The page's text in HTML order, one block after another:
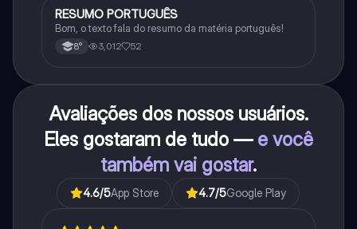
Português
RESUMO PORTUGUÊS
Bom, o texto fala do resumo da matéria português!
8° 3,012 52
Avaliações dos nossos usuários.
Eles gostaram de tudo — e você
também vai gostar.
4.6/5App Store 4.7/5Google Play